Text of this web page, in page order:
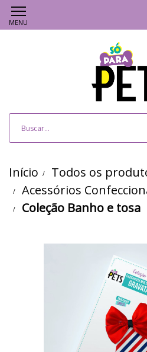
MENU
Início
Todos os
Acessórios
Coleção Banho e tosa